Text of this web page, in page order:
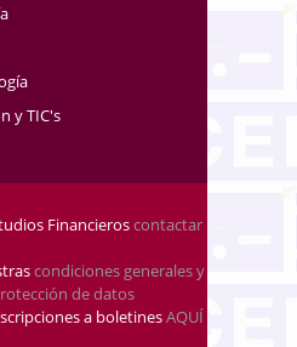
y TIC's
Financieroscontactar
condiciones generales y
de datos
a boletinesAQUÍ